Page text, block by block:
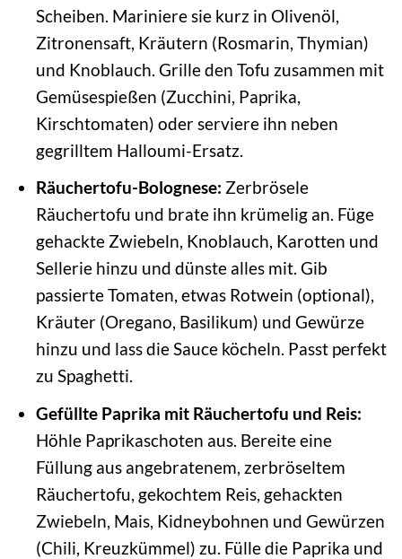
Scheiben. Mariniere sie kurz in Olivenöl,
Zitronensaft, Kräutern (Rosmarin, Thymian)
und Knoblauch. Grille den Tofu zusammen mit
Gemüsespießen (Zucchini, Paprika,
Kirschtomaten) oder serviere ihn neben
gegrilltem Halloumi-Ersatz.
Räuchertofu-Bolognese: Zerbrösele
Räuchertofu und brate ihn krümelig an. Füge
gehackte Zwiebeln, Knoblauch, Karotten und
Sellerie hinzu und dünste alles mit. Gib
passierte Tomaten, etwas Rotwein (optional),
Kräuter (Oregano, Basilikum) und Gewürze
hinzu und lass die Sauce köcheln. Passt perfekt
zu Spaghetti.
Gefüllte Paprika mit Räuchertofu und Reis:
Höhle Paprikaschoten aus. Bereite eine
Füllung aus angebratenem, zerbröseltem
Räuchertofu, gekochtem Reis, gehackten
Zwiebeln, Mais, Kidneybohnen und Gewürzen
(Chili, Kreuzkümmel) zu. Fülle die Paprika und